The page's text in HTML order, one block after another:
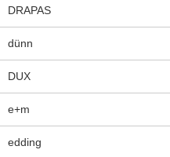
DRAPAS
dünn
DUX
e+m
edding